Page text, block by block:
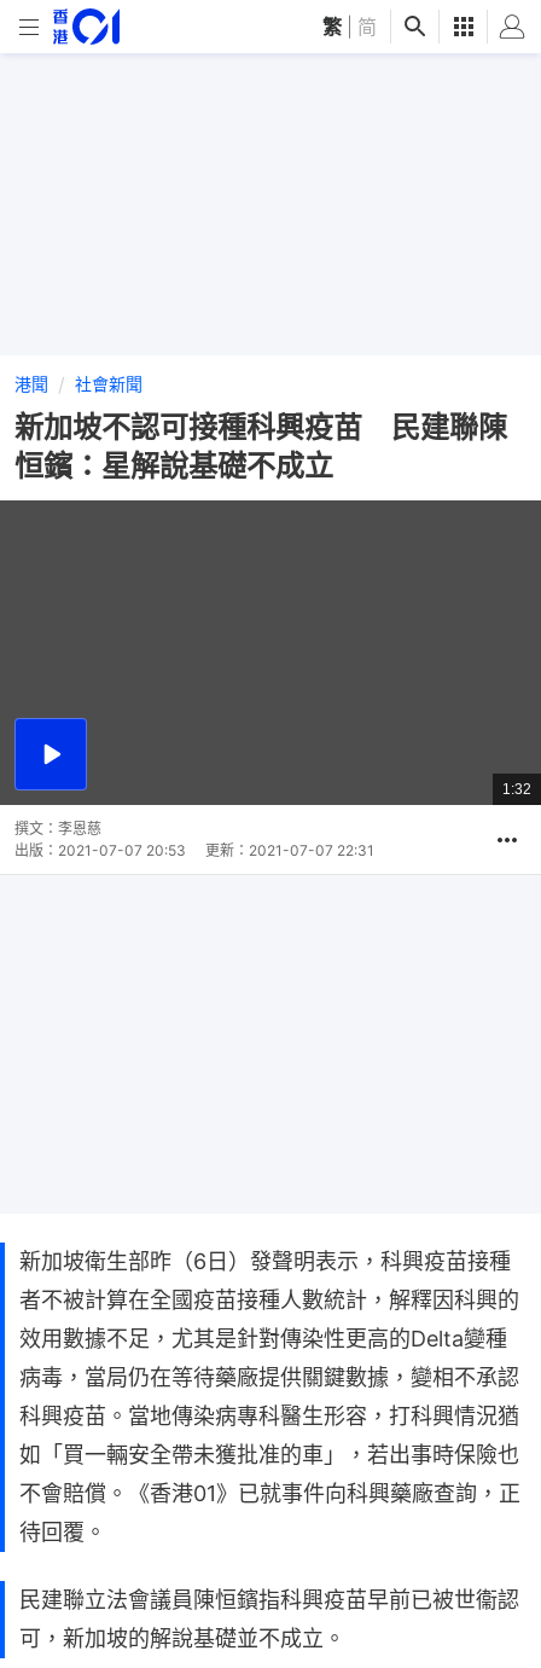
繁 简
港聞 社會新聞
新加坡不認可接種科興疫苗 民建聯陳
恒鑌：星解說基礎不成立
播
總
共
1:32
撰文： 李恩慈
出版： 2021-07-07 20:53 更新： 2021-07-07 22:31
新加坡衛生部昨（6日）發聲明表示，科興疫苗接種
者不被計算在全國疫苗接種人數統計，解釋因科興的
效用數據不足，尤其是針對傳染性更高的Delta變種
病毒，當局仍在等待藥廠提供關鍵數據，變相不承認
科興疫苗。當地傳染病專科醫生形容，打科興情況猶
如「買一輛安全帶未獲批准的車」，若出事時保險也
不會賠償。《香港01》已就事件向科興藥廠查詢，正
待回覆。
民建聯立法會議員陳恒鑌指科興疫苗早前已被世衞認
可，新加坡的解說基礎並不成立。